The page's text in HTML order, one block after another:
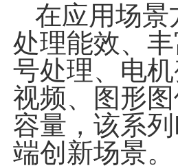
在应用场景
处理能效、
号处理、电
视频、图形
容量，该系
端创新场景。